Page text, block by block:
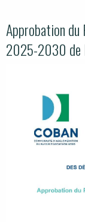
Approbation du
2025-2030 de